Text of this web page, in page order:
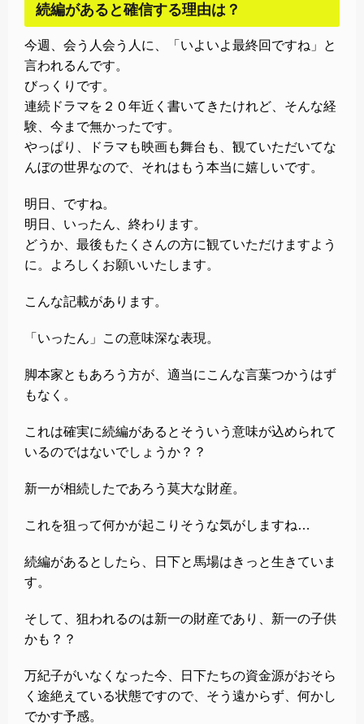
続編があると確信する理由は？
今週、会う人会う人に、「いよいよ最終回ですね」と
言われるんです。
びっくりです。
連続ドラマを２０年近く書いてきたけれど、そんな経
験、今まで無かったです。
やっぱり、ドラマも映画も舞台も、観ていただいてな
んぼの世界なので、それはもう本当に嬉しいです。
明日、ですね。
明日、いったん、終わります。
どうか、最後もたくさんの方に観ていただけますよう
に。よろしくお願いいたします。
こんな記載があります。
「いったん」この意味深な表現。
脚本家ともあろう方が、適当にこんな言葉つかうはず
もなく。
これは確実に続編があるとそういう意味が込められて
いるのではないでしょうか？？
新一が相続したであろう莫大な財産。
これを狙って何かが起こりそうな気がしますね…
続編があるとしたら、日下と馬場はきっと生きていま
す。
そして、狙われるのは新一の財産であり、新一の子供
かも？？
万紀子がいなくなった今、日下たちの資金源がおそら
く途絶えている状態ですので、そう遠からず、何かし
でかす予感。